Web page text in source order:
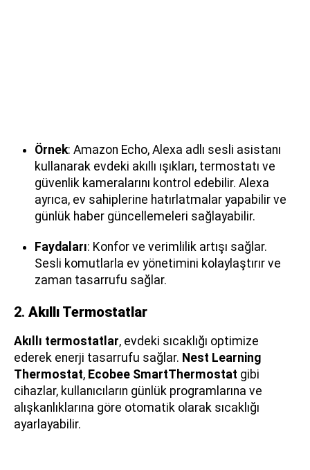
Örnek: Amazon Echo, Alexa adlı sesli asistanı
kullanarak evdeki akıllı ışıkları, termostatı ve
güvenlik kameralarını kontrol edebilir. Alexa
ayrıca, ev sahiplerine hatırlatmalar yapabilir ve
günlük haber güncellemeleri sağlayabilir.
Faydaları: Konfor ve verimlilik artışı sağlar.
Sesli komutlarla ev yönetimini kolaylaştırır ve
zaman tasarrufu sağlar.
2. Akıllı Termostatlar
Akıllı termostatlar, evdeki sıcaklığı optimize
ederek enerji tasarrufu sağlar. Nest Learning
Thermostat, Ecobee SmartThermostat gibi
cihazlar, kullanıcıların günlük programlarına ve
alışkanlıklarına göre otomatik olarak sıcaklığı
ayarlayabilir.